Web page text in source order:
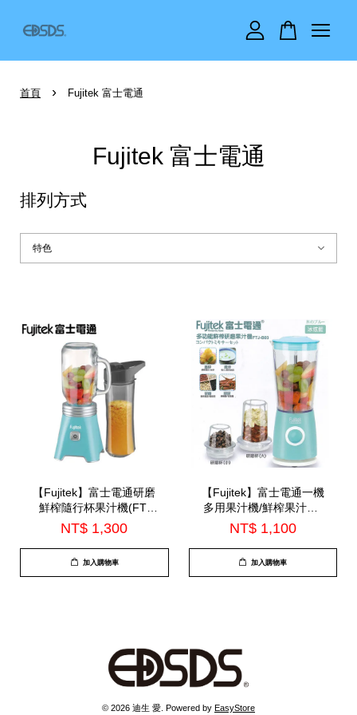
首頁 › Fujitek 富士電通
Fujitek 富士電通
排列方式
【Fujitek】富士電通研磨
鮮榨隨行杯果汁機(FT-
JE110)
NT$ 1,300
加入購物車
【Fujitek】富士電通一機
多用果汁機/鮮榨果汁機-
(FTJ-B03)
NT$ 1,100
加入購物車
© 2026 迪生 愛. Powered by EasyStore
您的購物車目前還是空的。